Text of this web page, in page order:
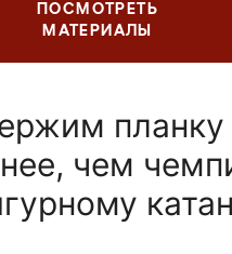
ПОСМОТРЕТЬ
МАТЕРИАЛЫ
планку
чем